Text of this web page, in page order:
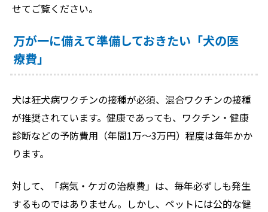
せてご覧ください。
万が一に備えて準備しておきたい「犬の医
療費」
犬は狂犬病ワクチンの接種が必須、混合ワクチンの接種
が推奨されています。健康であっても、ワクチン・健康
診断などの予防費用（年間1万～3万円）程度は毎年かか
ります。
対して、「病気・ケガの治療費」は、毎年必ずしも発生
するものではありません。しかし、ペットには公的な健